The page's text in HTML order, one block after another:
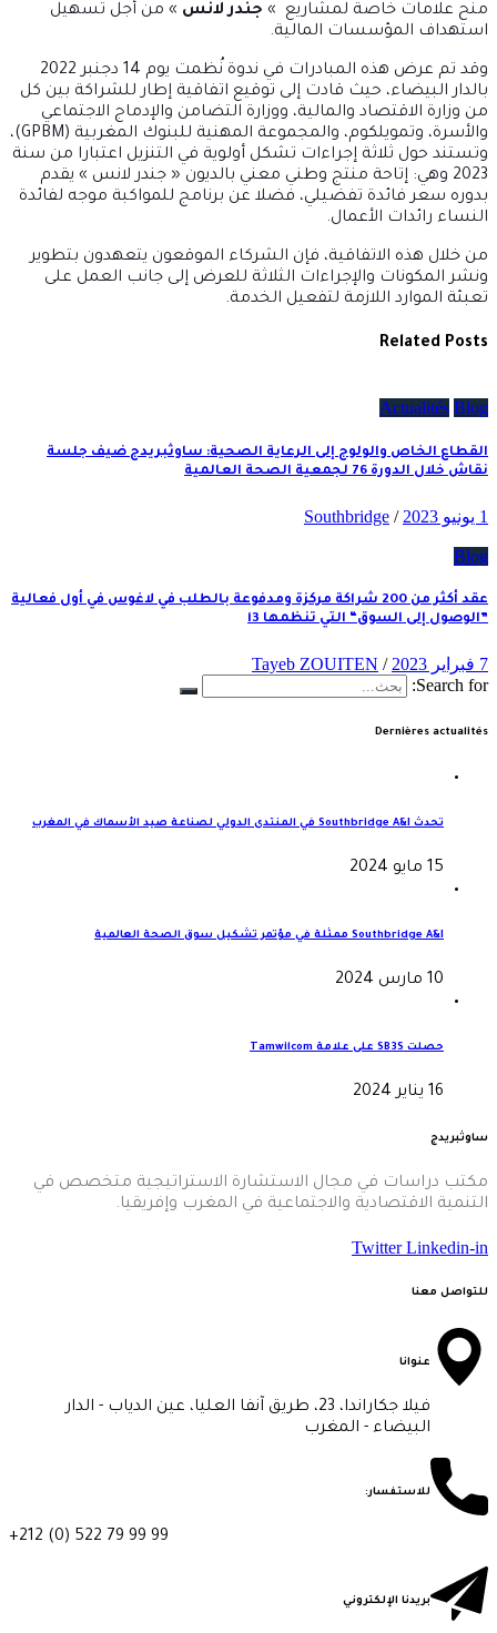
منح علامات خاصة لمشاريع » جندر لانس » من أجل تسهيل
استهداف المؤسسات المالية.
وقد تم عرض هذه المبادرات في ندوة نُظمت يوم 14 دجنبر 2022
بالدار البيضاء، حيث قادت إلى توقيع اتفاقية إطار للشراكة بين كل
من وزارة الاقتصاد والمالية، ووزارة التضامن والإدماج الاجتماعي
والأسرة، وتمويلكوم، والمجموعة المهنية للبنوك المغربية (GPBM)،
وتستند حول ثلاثة إجراءات تشكل أولوية في التنزيل اعتبارا من سنة
2023 وهي: إتاحة منتج وطني معني بالديون « جندر لانس » يقدم
بدوره سعر فائدة تفضيلي، فضلا عن برنامج للمواكبة موجه لفائدة
النساء رائدات الأعمال.
من خلال هذه الاتفاقية، فإن الشركاء الموقعون يتعهدون بتطوير
ونشر المكونات والإجراءات الثلاثة للعرض إلى جانب العمل على
تعبئة الموارد اللازمة لتفعيل الخدمة.
Related Posts
Actualités Blog
القطاع الخاص والولوج إلى الرعاية الصحية: ساوثبريدج ضيف جلسة
نقاش خلال الدورة 76 لجمعية الصحة العالمية
1 يونيو 2023 /
Southbridge
Blog
عقد أكثر من 200 شراكة مركزة ومدفوعة بالطلب في لاغوس في أول فعالية
”الوصول إلى السوق“ التي تنظمها i3
7 فبراير 2023 /
Tayeb ZOUITEN
Search for:
Dernières actualités
تحدث Southbridge A&I في المنتدى الدولي لصناعة صيد الأسماك في المغرب
15 مايو 2024
Southbridge A&I ممثلة في مؤتمر تشكيل سوق الصحة العالمية
10 مارس 2024
حصلت SB3S على علامة Tamwilcom
16 يناير 2024
ساوثبريدج
مكتب دراسات في مجال الاستشارة الاستراتيجية متخصص في
التنمية الاقتصادية والاجتماعية في المغرب وإفريقيا.
Twitter Linkedin-in
للتواصل معنا
عنوانا
فيلا جكاراندا، 23، طريق آنفا العليا، عين الدياب - الدار
البيضاء - المغرب
للاستفسار:
+212 (0) 522 79 99 99
بريدنا الإلكتروني